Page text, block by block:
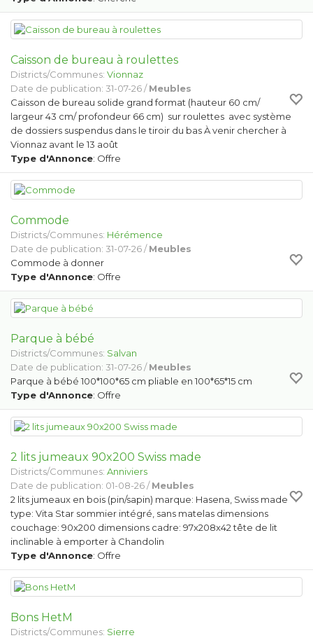
Caisson de bureau à roulettes
Districts/Communes: Vionnaz
Date de publication: 31-07-26 /Meubles
Caisson de bureau solide grand format (hauteur 60 cm/
largeur 43 cm/ profondeur 66 cm) sur roulettes avec système
de dossiers suspendus dans le tiroir du bas À venir chercher à
Vionnaz avant le 13 août
Type d'Annonce: Offre
Commode
Districts/Communes: Hérémence
Date de publication: 31-07-26 /Meubles
Commode à donner
Type d'Annonce: Offre
Parque à bébé
Districts/Communes: Salvan
Date de publication: 31-07-26 /Meubles
Parque à bébé 100*100*65 cm pliable en 100*65*15 cm
Type d'Annonce: Offre
2 lits jumeaux 90x200 Swiss made
Districts/Communes: Anniviers
Date de publication: 01-08-26 /Meubles
2 lits jumeaux en bois (pin/sapin) marque: Hasena, Swiss made
type: Vita Star sommier intégré, sans matelas dimensions
couchage: 90x200 dimensions cadre: 97x208x42 tête de lit
inclinable à emporter à Chandolin
Type d'Annonce: Offre
Bons HetM
Districts/Communes: Sierre